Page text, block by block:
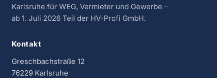
Karlsruhe für WEG, Vermieter und Gewerbe –
ab 1. Juli 2026 Teil der HV-Profi GmbH.
Kontakt
Greschbachstraße 12
76229 Karlsruhe